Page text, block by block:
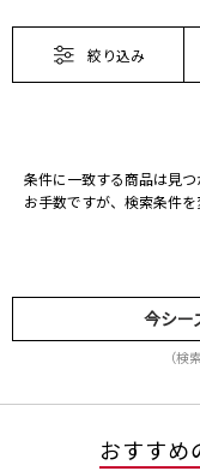
絞り込み
条件に一致する商品は見つ
お手数ですが、検索条件を
今シー
（検
おすすめ